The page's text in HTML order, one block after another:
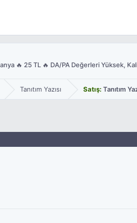
🔥 25 TL 🔥 DA/PA Değerleri Yüksek,
Tanıtım Yazısı Satış: Tanıtım